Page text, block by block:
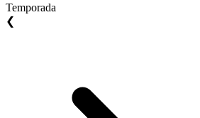
Temporada
❮